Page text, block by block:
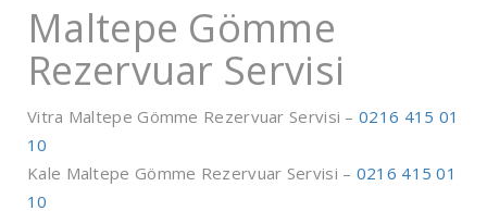
Maltepe Gömme
Rezervuar Servisi
Vitra Maltepe Gömme Rezervuar Servisi – 0216 415 01
10
Kale Maltepe Gömme Rezervuar Servisi – 0216 415 01
10